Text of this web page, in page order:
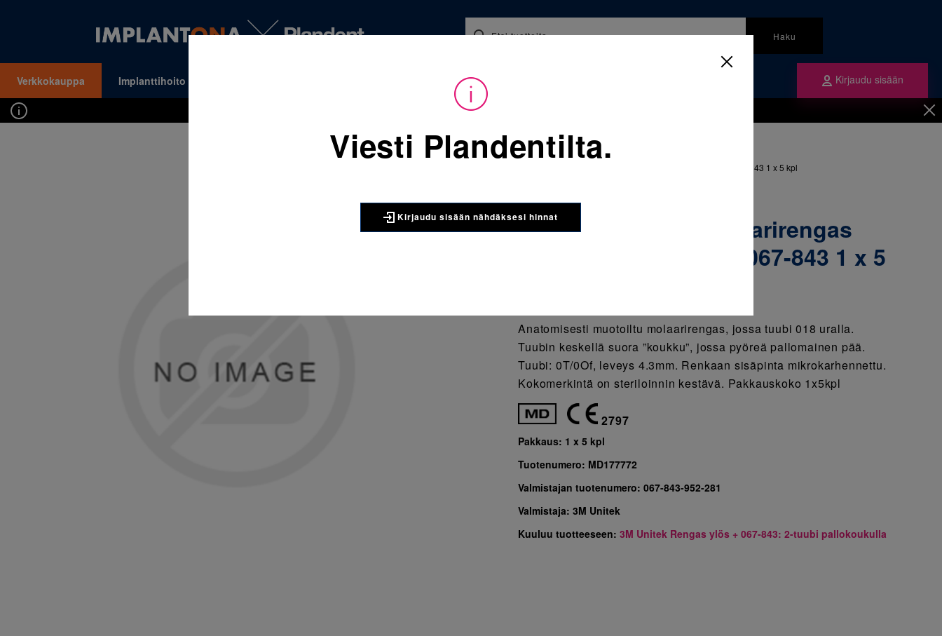
Haku
Verkkokauppa Implanttihoito Ajankohtaista Kirjaudu sisään
Kirjaudu sisään nähdäksesi hinnat. Tarvitsetko tunnukset verkkokauppaan? Tilaa ne
Sijainti:Tarvikkeet / Oikominen
067-843-952-281 Molaarirengas yläleuka oikea 40+ & 067-843 1 x 5 kpl
3M UNITEK
067-843-952-281 Molaarirengas
yläleuka oikea 40+ & 067-843 1 x 5
Anatomisesti muotoiltu molaarirengas, jossa tuubi 018 uralla.
Tuubin keskellä suora ”koukku”, jossa pyöreä pallomainen pää.
Tuubi: 0T/0Of, leveys 4.3mm. Renkaan sisäpinta mikrokarhennettu.
Kokomerkintä on steriloinnin kestävä. Pakkauskoko 1x5kpl
2797
Pakkaus: 1 x 5 kpl
Tuotenumero: MD177772
Valmistajan tuotenumero:067-843-952-281
Valmistaja:3M Unitek
Kuuluu tuotteeseen:3M Unitek Rengas ylös + 067-843: 2-tuubi pallokoukulla
Viesti Plandentilta.
Kirjaudu sisään nähdäksesi hinnat